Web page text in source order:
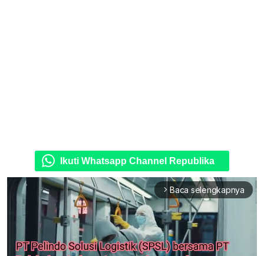
Ikuti Whatsapp Channel Republika
arrow_forward_ios Baca selengkapnya